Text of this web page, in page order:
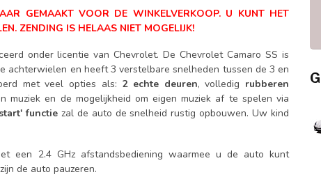
GEMAAKT VOOR DE WINKELVERKOOP. U KUNT HET
ZENDING IS HELAAS NIET MOGELIJK!
onder licentie van Chevrolet. De Chevrolet Camaro SS is
achterwielen en heeft 3 verstelbare snelheden tussen de 3 en
met veel opties als: 2 echte deuren, volledig rubberen
muziek en de mogelijkheid om eigen muziek af te spelen via
functie zal de auto de snelheid rustig opbouwen. Uw kind
een 2.4 GHz afstandsbediening waarmee u de auto kunt
de auto pauzeren.